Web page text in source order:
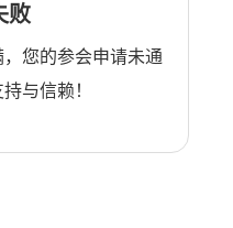
败
您的参会申请未通
与信赖！